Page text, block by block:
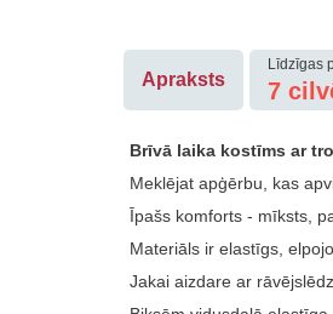
Apraksts
Līdzīgas
7
Brīvā laika kostīms ar
Meklējat apģērbu, kas
Īpašs komforts - mīksts,
Materiāls ir elastīgs,
Jakai aizdare ar